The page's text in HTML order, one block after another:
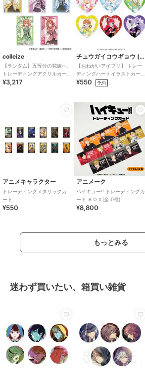
colleize
【ランダム】五等分の花嫁∽_
トレーディングアクリルカー
ド 和装バニーver.【コンプリ
¥3,217
チュウガイコウギョウ (Chugai Mining)
【おねがいアイプリ】 トレー
ディングハートイラストカー
ド （ランダム全6種）
¥550 予約
アニメキャラクター
トレーディングメタリックカ
ード
¥550
アニメーク
ハイキュー!! トレーディングカ
ード ＢＯＸ(全10種)
¥8,800
もっとみる
迷わず買いたい、箱買い雑貨